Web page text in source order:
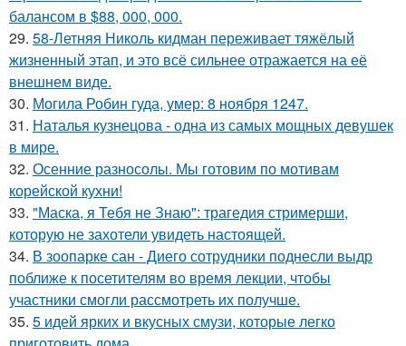
балансом в $88, 000, 000.
29. 58-Летняя Николь кидман переживает тяжёлый
жизненный этап, и это всё сильнее отражается на её
внешнем виде.
30. Могила Робин гуда, умер: 8 ноября 1247.
31. Наталья кузнецова - одна из самых мощных девушек
в мире.
32. Осенние разносолы. Мы готовим по мотивам
корейской кухни!
33. "Маска, я Тебя не Знаю": трагедия стримерши,
которую не захотели увидеть настоящей.
34. В зоопарке сан - Диего сотрудники поднесли выдр
поближе к посетителям во время лекции, чтобы
участники смогли рассмотреть их получше.
35. 5 идей ярких и вкусных смузи, которые легко